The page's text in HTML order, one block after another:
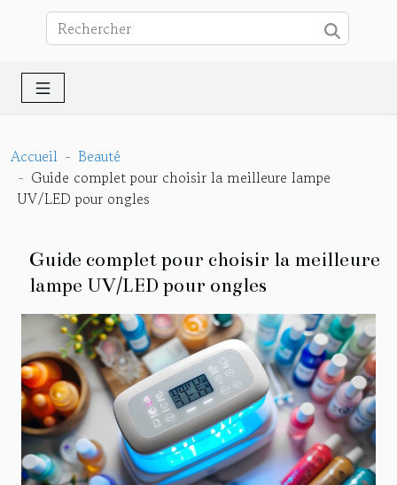
Accueil
Beauté
Guide complet pour choisir la meilleure lampe
UV/LED pour ongles
Guide complet pour choisir la meilleure
lampe UV/LED pour ongles